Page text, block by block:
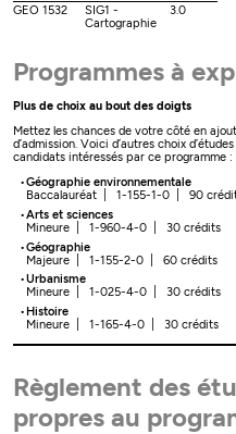
GEO 1532
SIG1 -
Cartographie
3.0
Programmes à
Plus de choix au bout des doigts
Mettez les chances de votre côté en
d’admission. Voici d’autres choix
candidats intéressés par ce programme :
Géographie environnementale
Baccalauréat | 1-155-1-0 | 90
Arts et sciences
Mineure | 1-960-4-0 | 30 crédits
Géographie
Majeure | 1-155-2-0 | 60 crédits
Urbanisme
Mineure | 1-025-4-0 | 30 crédits
Histoire
Mineure | 1-165-4-0 | 30 crédits
Règlement des
propres au